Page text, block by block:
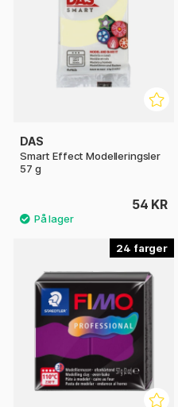
DAS
Smart Effect Modelleringsler
57 g
54 KR
24